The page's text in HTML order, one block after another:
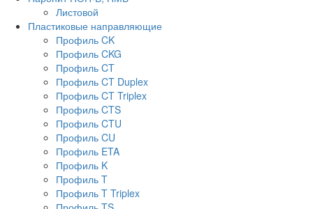
Листовой
Пластиковые направляющие
Профиль CK
Профиль CKG
Профиль CT
Профиль CT Duplex
Профиль CT Triplex
Профиль CTS
Профиль CTU
Профиль CU
Профиль ETA
Профиль K
Профиль T
Профиль T Triplex